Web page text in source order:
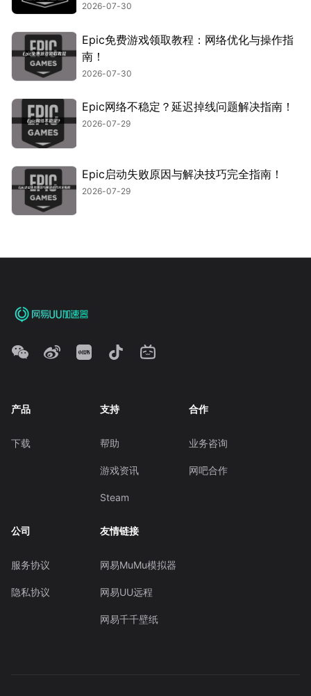
2026-07-30
Epic免费游戏领取教程：网络优化与操作指
南！
2026-07-30
Epic网络不稳定？延迟掉线问题解决指南！
2026-07-29
Epic启动失败原因与解决技巧完全指南！
2026-07-29
产品
下载
支持
帮助
游戏资讯
Steam
合作
业务咨询
网吧合作
公司
服务协议
隐私协议
友情链接
网易MuMu模拟器
网易UU远程
网易千千壁纸